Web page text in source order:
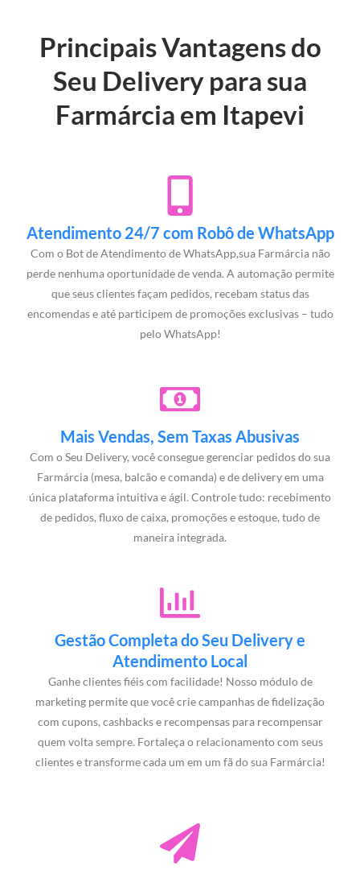
Principais Vantagens do
Seu Delivery para sua
Farmárcia em Itapevi
Atendimento 24/7 com Robô de WhatsApp
Com o Bot de Atendimento de WhatsApp,sua Farmárcia não
perde nenhuma oportunidade de venda. A automação permite
que seus clientes façam pedidos, recebam status das
encomendas e até participem de promoções exclusivas – tudo
pelo WhatsApp!
Mais Vendas, Sem Taxas Abusivas
Com o Seu Delivery, você consegue gerenciar pedidos do sua
Farmárcia (mesa, balcão e comanda) e de delivery em uma
única plataforma intuitiva e ágil. Controle tudo: recebimento
de pedidos, fluxo de caixa, promoções e estoque, tudo de
maneira integrada.
Gestão Completa do Seu Delivery e
Atendimento Local
Ganhe clientes fiéis com facilidade! Nosso módulo de
marketing permite que você crie campanhas de fidelização
com cupons, cashbacks e recompensas para recompensar
quem volta sempre. Fortaleça o relacionamento com seus
clientes e transforme cada um em um fã do sua Farmárcia!